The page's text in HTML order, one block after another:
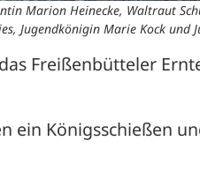
Marion Heinecke, Waltraut
Jugendkönigin Marie Kock und
Freißenbütteler
ein Königsschießen